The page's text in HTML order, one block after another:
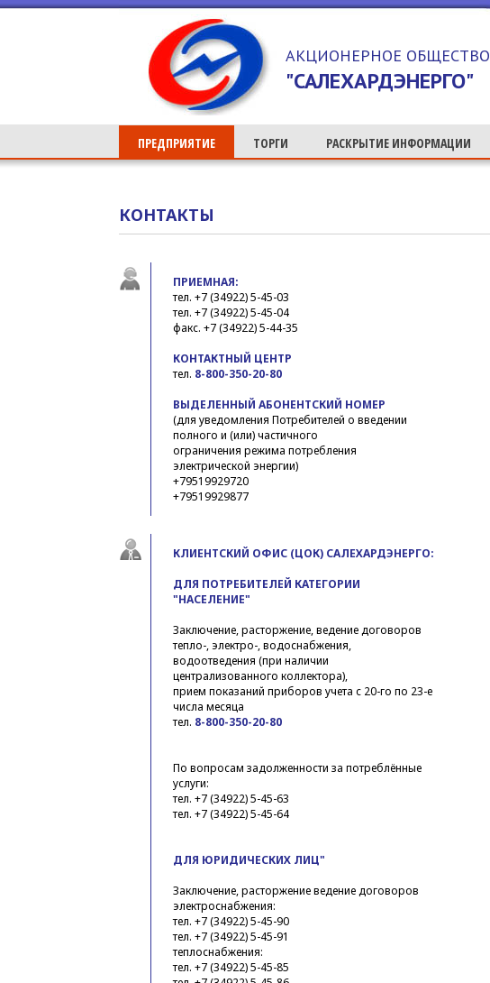
>
АКЦИОНЕРНОЕ ОБЩЕСТВО
"САЛЕХАРДЭНЕРГО"
ПРЕДПРИЯТИЕ ТОРГИ РАСКРЫТИЕ ИНФОРМАЦИИ
КОНТАКТЫ
ПРИЕМНАЯ:
тел. +7 (34922) 5-45-03
тел. +7 (34922) 5-45-04
факс. +7 (34922) 5-44-35
КОНТАКТНЫЙ ЦЕНТР
тел. 8-800-350-20-80
ВЫДЕЛЕННЫЙ АБОНЕНТСКИЙ НОМЕР
(для уведомления Потребителей о введении
полного и (или) частичного
ограничения режима потребления
электрической энергии)
+79519929720
+79519929877
КЛИЕНТСКИЙ ОФИС (ЦОК) САЛЕХАРДЭНЕРГО:
ДЛЯ ПОТРЕБИТЕЛЕЙ КАТЕГОРИИ
"НАСЕЛЕНИЕ"
Заключение, расторжение, ведение договоров
тепло-, электро-, водоснабжения,
водоотведения (при наличии
централизованного коллектора),
прием показаний приборов учета с 20-го по 23-е
числа месяца
тел. 8-800-350-20-80
По вопросам задолженности за потреблённые
услуги:
тел. +7 (34922) 5-45-63
тел. +7 (34922) 5-45-64
ДЛЯ ЮРИДИЧЕСКИХ ЛИЦ"
Заключение, расторжение ведение договоров
электроснабжения:
тел. +7 (34922) 5-45-90
тел. +7 (34922) 5-45-91
теплоснабжения:
тел. +7 (34922) 5-45-85